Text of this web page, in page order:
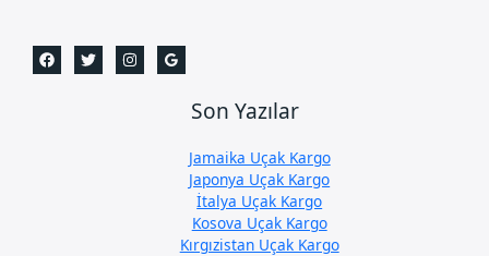
Son Yazılar
Jamaika Uçak Kargo
Japonya Uçak Kargo
İtalya Uçak Kargo
Kosova Uçak Kargo
Kırgızistan Uçak Kargo